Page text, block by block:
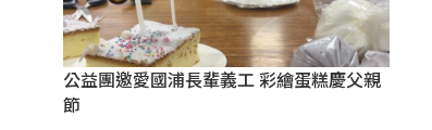
公益團邀愛國浦長輩義工 彩繪蛋糕慶父親
節